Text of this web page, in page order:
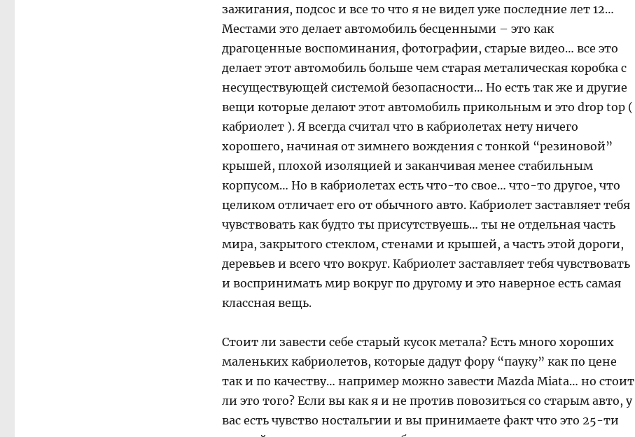
зажигания, подсос и все то что я не видел уже последние лет 12…
Местами это делает автомобиль бесценными – это как
драгоценные воспоминания, фотографии, старые видео… все это
делает этот автомобиль больше чем старая металическая коробка с
несуществующей системой безопасности… Но есть так же и другие
вещи которые делают этот автомобиль прикольным и это drop top (
кабриолет ). Я всегда считал что в кабриолетах нету ничего
хорошего, начиная от зимнего вождения с тонкой “резиновой”
крышей, плохой изоляцией и заканчивая менее стабильным
корпусом… Но в кабриолетах есть что-то свое… что-то другое, что
целиком отличает его от обычного авто. Кабриолет заставляет тебя
чувствовать как будто ты присутствуешь… ты не отдельная часть
мира, закрытого стеклом, стенами и крышей, а часть этой дороги,
деревьев и всего что вокруг. Кабриолет заставляет тебя чувствовать
и воспринимать мир вокруг по другому и это наверное есть самая
классная вещь.
Стоит ли завести себе старый кусок метала? Есть много хороших
маленьких кабриолетов, которые дадут фору “пауку” как по цене
так и по качеству… например можно завести Mazda Miata… но стоит
ли это того? Если вы как я и не против повозиться со старым авто, у
вас есть чувство ностальгии и вы принимаете факт что это 25-ти